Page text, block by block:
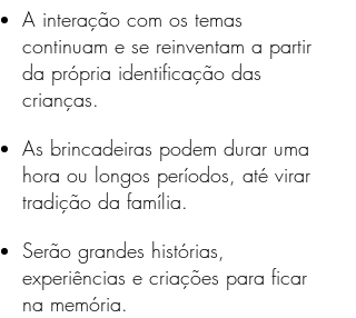
A interação com os temas
continuam e se reinventam a partir
da própria identificação das
crianças.
As brincadeiras podem durar uma
hora ou longos períodos, até virar
tradição da família.
Serão grandes histórias,
experiências e criações para ficar
na memória.